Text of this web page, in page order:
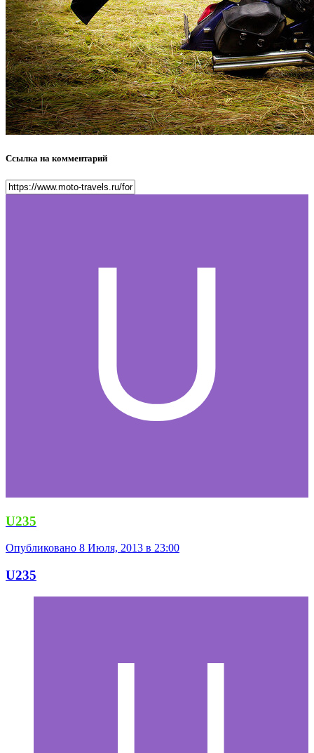
Ссылка на комментарий
U235
Опубликовано 8 Июля, 2013 в 23:00
U235